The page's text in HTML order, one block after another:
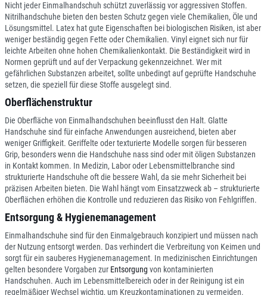
Nicht jeder Einmalhandschuh schützt zuverlässig vor aggressiven Stoffen.
Nitrilhandschuhe bieten den besten Schutz gegen viele Chemikalien, Öle und
Lösungsmittel. Latex hat gute Eigenschaften bei biologischen Risiken, ist aber
weniger beständig gegen Fette oder Chemikalien. Vinyl eignet sich nur für
leichte Arbeiten ohne hohen Chemikalienkontakt. Die Beständigkeit wird in
Normen geprüft und auf der Verpackung gekennzeichnet. Wer mit
gefährlichen Substanzen arbeitet, sollte unbedingt auf geprüfte Handschuhe
setzen, die speziell für diese Stoffe ausgelegt sind.
Oberflächenstruktur
Die Oberfläche von Einmalhandschuhen beeinflusst den Halt. Glatte
Handschuhe sind für einfache Anwendungen ausreichend, bieten aber
weniger Griffigkeit. Geriffelte oder texturierte Modelle sorgen für besseren
Grip, besonders wenn die Handschuhe nass sind oder mit öligen Substanzen
in Kontakt kommen. In Medizin, Labor oder Lebensmittelbranche sind
strukturierte Handschuhe oft die bessere Wahl, da sie mehr Sicherheit bei
präzisen Arbeiten bieten. Die Wahl hängt vom Einsatzzweck ab – strukturierte
Oberflächen erhöhen die Kontrolle und reduzieren das Risiko von Fehlgriffen.
Entsorgung & Hygienemanagement
Einmalhandschuhe sind für den Einmalgebrauch konzipiert und müssen nach
der Nutzung entsorgt werden. Das verhindert die Verbreitung von Keimen und
sorgt für ein sauberes Hygienemanagement. In medizinischen Einrichtungen
gelten besondere Vorgaben zur Entsorgung von kontaminierten
Handschuhen. Auch im Lebensmittelbereich oder in der Reinigung ist ein
regelmäßiger Wechsel wichtig, um Kreuzkontaminationen zu vermeiden.